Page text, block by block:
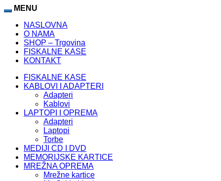
MENU
NASLOVNA
O NAMA
SHOP – Trgovina
FISKALNE KASE
KONTAKT
FISKALNE KASE
KABLOVI I ADAPTERI
Adapteri
Kablovi
LAPTOPI I OPREMA
Adapteri
Laptopi
Torbe
MEDIJI CD I DVD
MEMORIJSKE KARTICE
MREŽNA OPREMA
Mrežne kartice